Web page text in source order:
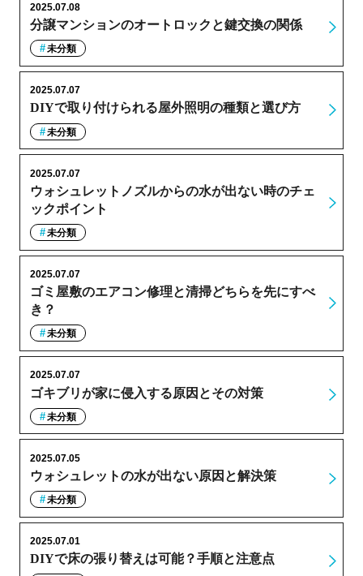
分譲マンションのオートロックと鍵交換の関係
2025.07.08
未分類
DIYで取り付けられる屋外照明の種類と選び方
2025.07.07
未分類
ウォシュレットノズルからの水が出ない時のチェ
ックポイント
2025.07.07
未分類
ゴミ屋敷のエアコン修理と清掃どちらを先にすべ
き？
2025.07.07
未分類
ゴキブリが家に侵入する原因とその対策
2025.07.07
未分類
ウォシュレットの水が出ない原因と解決策
2025.07.05
未分類
DIYで床の張り替えは可能？手順と注意点
2025.07.01